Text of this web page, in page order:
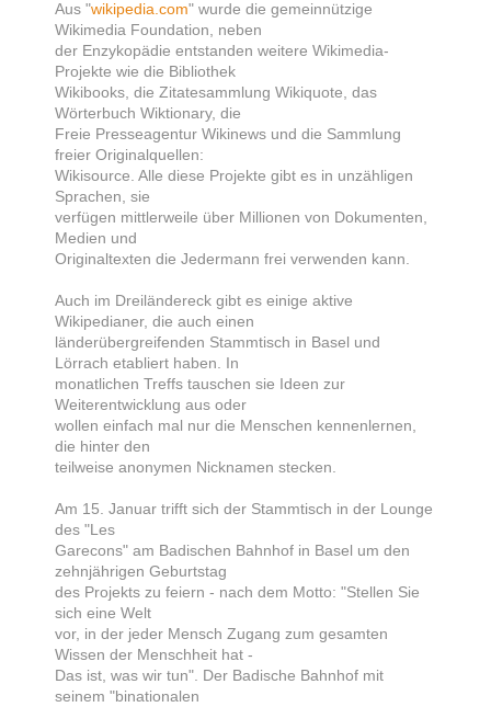
Aus "wikipedia.com" wurde die gemeinnützige
Wikimedia Foundation, neben
der Enzykopädie entstanden weitere Wikimedia-
Projekte wie die Bibliothek
Wikibooks, die Zitatesammlung Wikiquote, das
Wörterbuch Wiktionary, die
Freie Presseagentur Wikinews und die Sammlung
freier Originalquellen:
Wikisource. Alle diese Projekte gibt es in unzähligen
Sprachen, sie
verfügen mittlerweile über Millionen von Dokumenten,
Medien und
Originaltexten die Jedermann frei verwenden kann.
Auch im Dreiländereck gibt es einige aktive
Wikipedianer, die auch einen
länderübergreifenden Stammtisch in Basel und
Lörrach etabliert haben. In
monatlichen Treffs tauschen sie Ideen zur
Weiterentwicklung aus oder
wollen einfach mal nur die Menschen kennenlernen,
die hinter den
teilweise anonymen Nicknamen stecken.
Am 15. Januar trifft sich der Stammtisch in der Lounge
des "Les
Garecons" am Badischen Bahnhof in Basel um den
zehnjährigen Geburtstag
des Projekts zu feiern - nach dem Motto: "Stellen Sie
sich eine Welt
vor, in der jeder Mensch Zugang zum gesamten
Wissen der Menschheit hat -
Das ist, was wir tun". Der Badische Bahnhof mit
seinem "binationalen